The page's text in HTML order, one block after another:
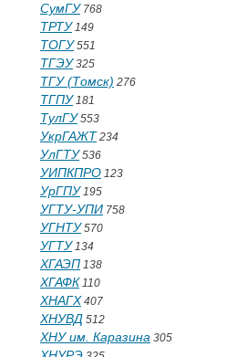
СумГУ768
ТРТУ149
ТОГУ551
ТГЭУ325
ТГУ (Томск) 276
ТГПУ181
ТулГУ553
УкрГАЖТ 234
УлГТУ536
УИПКПРО 123
УрГПУ195
УГТУ-УПИ 758
УГНТУ570
УГТУ134
ХГАЭП 138
ХГАФК 110
ХНАГХ 407
ХНУВД 512
ХНУ им. Каразина 305